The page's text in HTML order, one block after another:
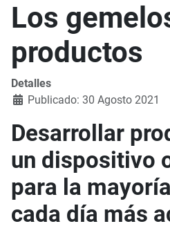
Los
productos
Detalles
Publicado: 30 Agosto 2021
Desarrollar
un dispositivo
para la
cada día más